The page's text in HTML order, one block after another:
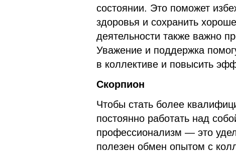
состоянии. Это поможет
здоровья и сохранить
деятельности также важно
Уважение и поддержка
в коллективе и повысить
Скорпион
Чтобы стать более
постоянно работать над
профессионализм — это
полезен обмен опытом с